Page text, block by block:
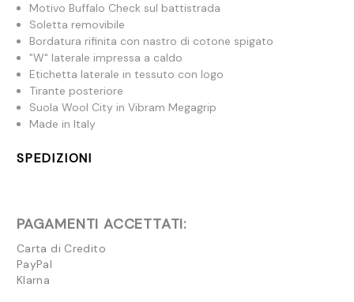
Motivo Buffalo Check sul battistrada
Soletta removibile
Bordatura rifinita con nastro di cotone spigato
"W" laterale impressa a caldo
Etichetta laterale in tessuto con logo
Tirante posteriore
Suola Wool City in Vibram Megagrip
Made in Italy
SPEDIZIONI
PAGAMENTI ACCETTATI:
Carta di Credito
PayPal
Klarna